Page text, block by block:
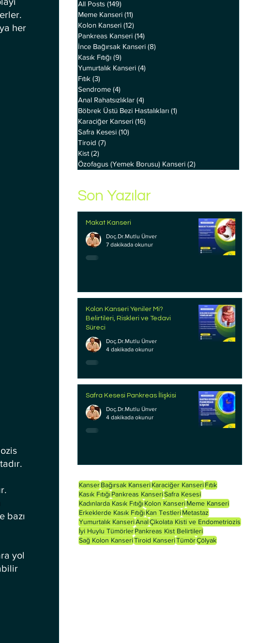
her
bazı
yol
All Posts (149)
Meme Kanseri (11)
Kolon Kanseri (12)
Pankreas Kanseri (14)
İnce Bağırsak Kanseri (8)
Kasık Fıtığı (9)
Yumurtalık Kanseri (4)
Fıtık (3)
Sendrome (4)
Anal Rahatsızlıklar (4)
Böbrek Üstü Bezi Hastalıkları (1)
Karaciğer Kanseri (16)
Safra Kesesi (10)
Tiroid (7)
Kist (2)
Özofagus (Yemek Borusu) Kanseri (2)
Makat Kanseri
Doç.Dr.Mutlu Ünver
7 dakikada okunur
Kolon Kanseri Yeniler Mi?
Belirtileri, Riskleri ve Tedavi
Süreci
Doç.Dr.Mutlu Ünver
4 dakikada okunur
Safra Kesesi Pankreas İlişkisi
Doç.Dr.Mutlu Ünver
4 dakikada okunur
Son Yazılar
KanserBağırsak KanseriKaraciğer KanseriFıtık
Kasık FıtığıPankreas KanseriSafra Kesesi
Kadınlarda Kasık FıtığıKolon KanseriMeme Kanseri
Erkeklerde Kasık FıtığıKan TestleriMetastaz
Yumurtalık KanseriAnalÇikolata Kisti ve Endometriozis
İyi Huylu TümörlerPankreas Kist Belirtileri
Sağ Kolon KanseriTiroid KanseriTümörÇölyak